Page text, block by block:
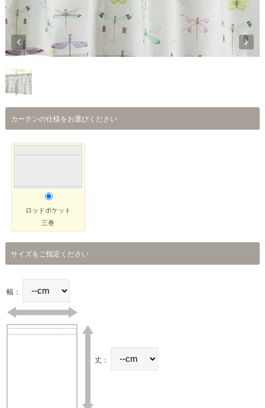
カーテンの仕様をお選びください
ロッドポケット
三巻
サイズをご指定ください
幅：
丈：